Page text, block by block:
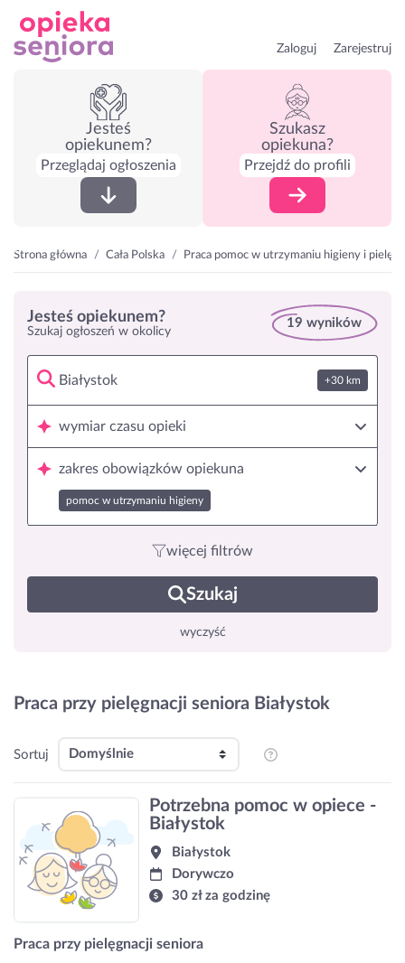
Zaloguj Zarejestruj
Jesteś
opiekunem?
Przeglądaj ogłoszenia
Szukasz
opiekuna?
Przejdź do profili
Strona główna Cała Polska Praca pomoc w utrzymaniu higieny i
Jesteś opiekunem?
Szukaj ogłoszeń w okolicy
19 wyników
+30 km
wymiar czasu opieki
zakres obowiązków opiekuna
pomoc w utrzymaniu higieny
więcej filtrów
Szukaj
wyczyść
Praca przy pielęgnacji seniora Białystok
Sortuj
Potrzebna pomoc w opiece -
Białystok
Białystok
Dorywczo
30 zł za godzinę
Praca przy pielęgnacji seniora